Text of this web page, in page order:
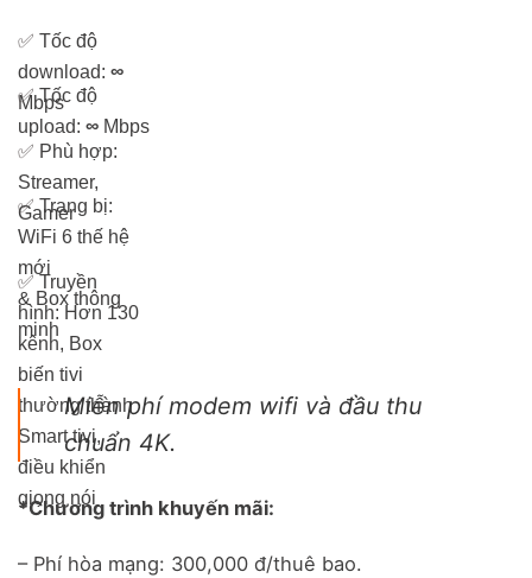
✅ Tốc độ
download: ∞
Mbps
✅Tốc độ
upload: ∞ Mbps
✅ Phù hợp:
Streamer,
Gamer
✅Trang bị:
WiFi 6 thế hệ
mới
& Box thông
minh
✅ Truyền
hình: Hơn 130
kênh, Box
biến tivi
thường thành
Smart tivi,
điều khiển
giọng nói
Miễn phí modem wifi và đầu thu
chuẩn 4K.
*Chương trình khuyến mãi:
– Phí hòa mạng: 300,000 đ/thuê bao.